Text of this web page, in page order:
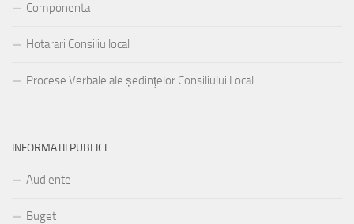
Componenta
Hotarari Consiliu local
Procese Verbale ale ședinţelor Consiliului Local
INFORMATII PUBLICE
Audiente
Buget